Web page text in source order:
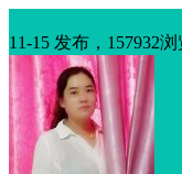
11-15 发布，157932浏